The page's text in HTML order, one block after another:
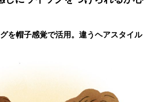
を帽子感覚で活用。違うヘアスタイル